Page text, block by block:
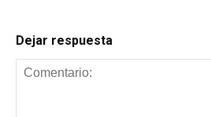
Dejar respuesta